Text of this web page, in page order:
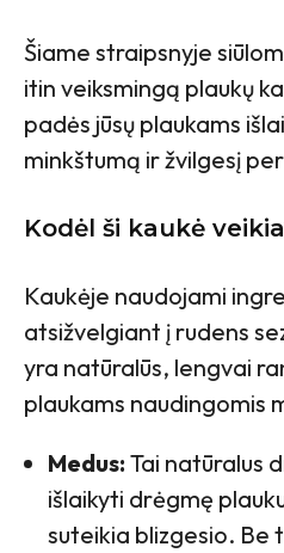
Šiame straipsnyje
itin veiksmingą plaukų
padės jūsų plaukams
minkštumą ir žvilgesį
Kodėl ši kaukė
Kaukėje naudojami
atsižvelgiant į rudens
yra natūralūs, lengvai
plaukams naudingomis
Medus: Tai natūralus
išlaikyti drėgmę
suteikia blizgesio. Be